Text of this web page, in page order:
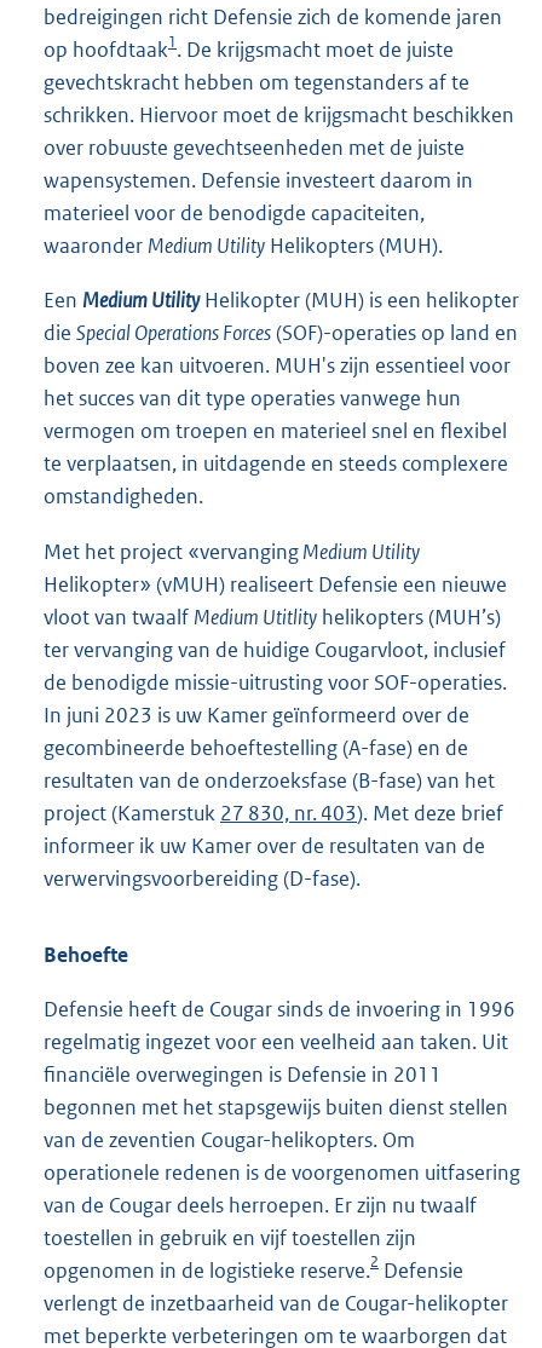
bedreigingen richt Defensie zich de komende jaren
op hoofdtaak1. De krijgsmacht moet de juiste
gevechtskracht hebben om tegenstanders af te
schrikken. Hiervoor moet de krijgsmacht beschikken
over robuuste gevechtseenheden met de juiste
wapensystemen. Defensie investeert daarom in
materieel voor de benodigde capaciteiten,
waaronder Medium Utility Helikopters (MUH).
Een Medium UtilityHelikopter (MUH) is een helikopter
die Special Operations Forces(SOF)-operaties op land en
boven zee kan uitvoeren. MUH's zijn essentieel voor
het succes van dit type operaties vanwege hun
vermogen om troepen en materieel snel en flexibel
te verplaatsen, in uitdagende en steeds complexere
omstandigheden.
Met het project «vervangingMedium Utility
Helikopter» (vMUH) realiseert Defensie een nieuwe
vloot van twaalf Medium Utitlity helikopters (MUH’s)
ter vervanging van de huidige Cougarvloot, inclusief
de benodigde missie-uitrusting voor SOF-operaties.
In juni 2023 is uw Kamer geïnformeerd over de
gecombineerde behoeftestelling (A-fase) en de
resultaten van de onderzoeksfase (B-fase) van het
project (Kamerstuk 27 830, nr. 403). Met deze brief
informeer ik uw Kamer over de resultaten van de
verwervingsvoorbereiding (D-fase).
Behoefte
Defensie heeft de Cougar sinds de invoering in 1996
regelmatig ingezet voor een veelheid aan taken. Uit
financiële overwegingen is Defensie in 2011
begonnen met het stapsgewijs buiten dienst stellen
van de zeventien Cougar-helikopters. Om
operationele redenen is de voorgenomen uitfasering
van de Cougar deels herroepen. Er zijn nu twaalf
toestellen in gebruik en vijf toestellen zijn
opgenomen in de logistieke reserve.2 Defensie
verlengt de inzetbaarheid van de Cougar-helikopter
met beperkte verbeteringen om te waarborgen dat